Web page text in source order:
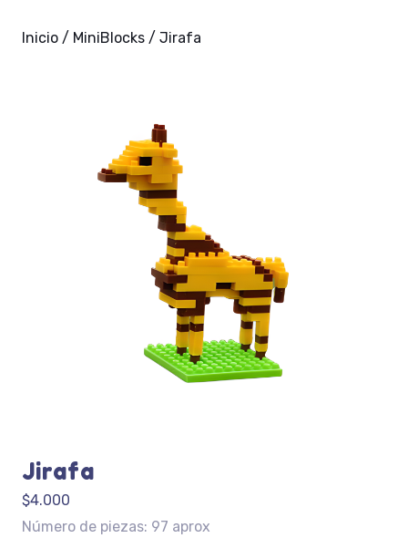
Inicio / MiniBlocks / Jirafa
Jirafa
$4.000
Número de piezas: 97 aprox